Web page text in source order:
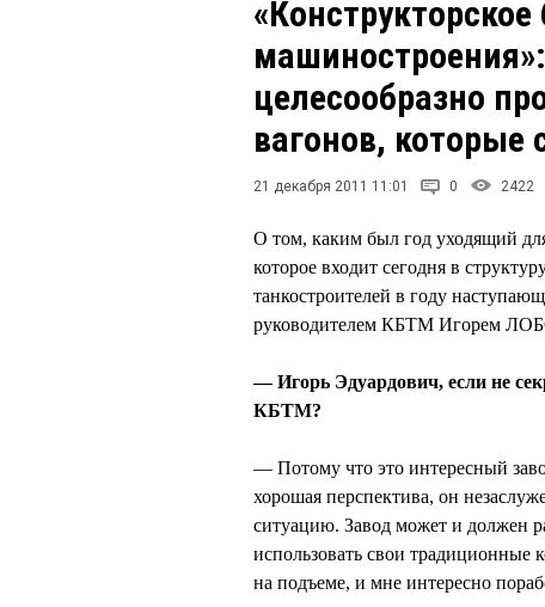
целесообразно
вагонов, которые
21 декабря 2011 11:01 0 2422
О том, каким был год уходящий
которое входит сегодня в
танкостроителей в году
руководителем КБТМ Игорем
— Игорь Эдуардович, если не
КБТМ?
— Потому что это интересный
хорошая перспектива, он
ситуацию. Завод может и должен
использовать свои традиционные
на подъеме, и мне интересно